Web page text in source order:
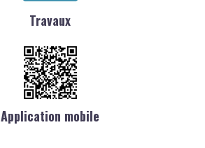
Travaux
Application mobile